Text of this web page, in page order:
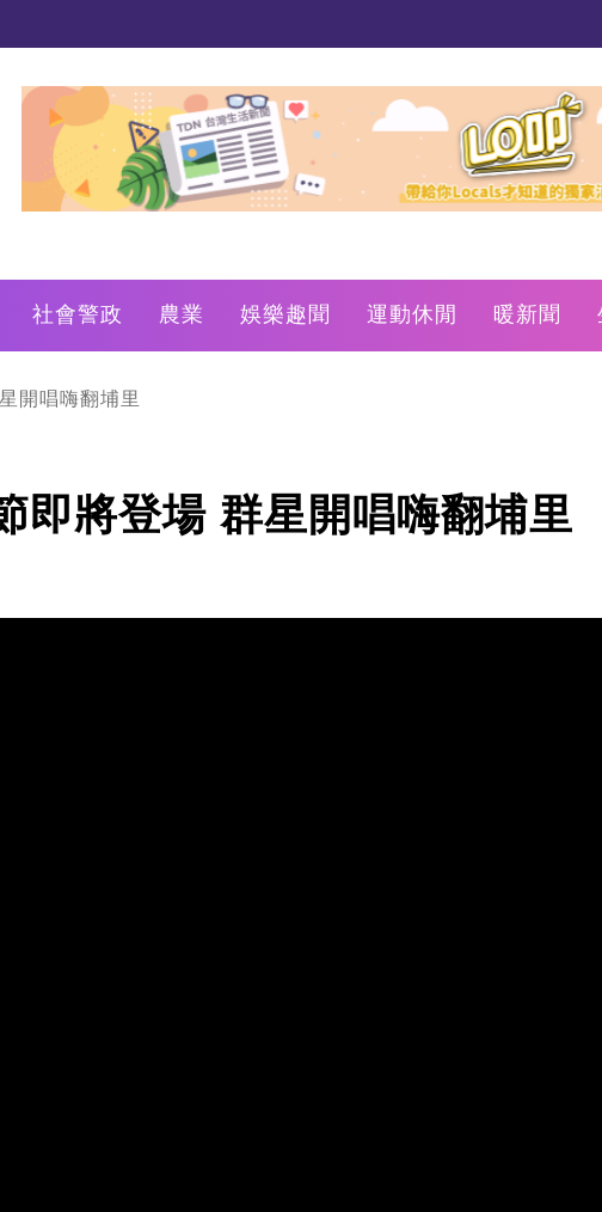
社會警政 農業 娛樂趣聞 運動休閒 暖新聞
開唱嗨翻埔里
即將登場 群星開唱嗨翻埔里